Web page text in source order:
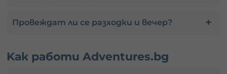
Провеждат ли се разходки и вечер?
Kак работи Adventures.bg